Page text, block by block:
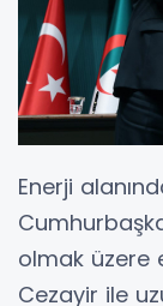
Enerji
olmak üzere
Cezayir ile